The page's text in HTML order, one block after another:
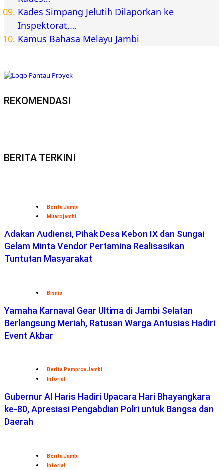
Kades Simpang Jelutih Dilaporkan ke
Inspektorat,…
Kamus Bahasa Melayu Jambi
REKOMENDASI
BERITA TERKINI
Berita Jambi
Muarojambi
Adakan Audiensi, Pihak Desa Kebon IX dan Sungai
Gelam Minta Vendor Pertamina Realisasikan
Tuntutan Masyarakat
Bisnis
Yamaha Karnaval Gear Ultima di Jambi Selatan
Berlangsung Meriah, Ratusan Warga Antusias Hadiri
Event Akbar
Berita Pemprov Jambi
Inforial
Gubernur Al Haris Hadiri Upacara Hari Bhayangkara
ke-80, Apresiasi Pengabdian Polri untuk Bangsa dan
Daerah
Berita Jambi
Inforial